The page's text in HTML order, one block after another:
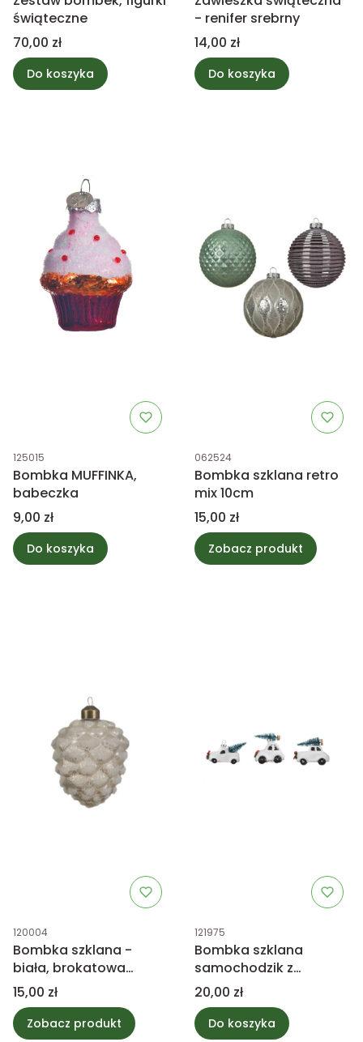
świąteczne
Cena
70,00 zł
Do koszyka
- renifer srebrny
Cena
14,00 zł
Do koszyka
Kod produktu
125015
Bombka MUFFINKA,
babeczka
Cena
9,00 zł
Do koszyka
Kod produktu
062524
Bombka szklana retro
mix 10cm
Cena
15,00 zł
Zobacz produkt
Kod produktu
120004
Bombka szklana -
biała, brokatowa
szyszka
Cena
15,00 zł
Zobacz produkt
Kod produktu
121975
Bombka szklana
samochodzik z
choinką, biała mix
Cena
20,00 zł
Do koszyka